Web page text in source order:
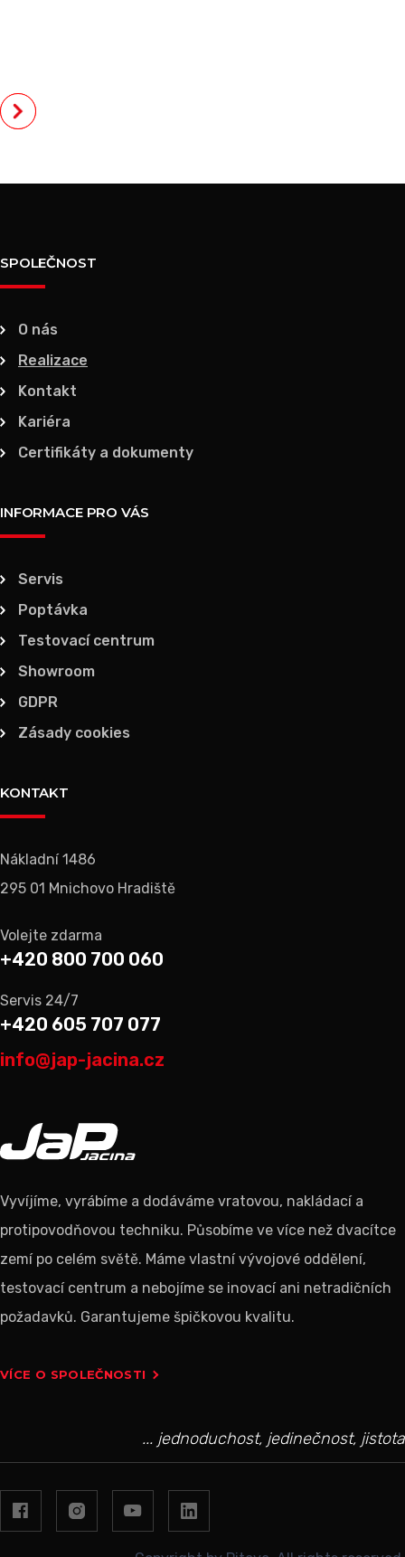
Vyvíjíme, vyrábíme a dodáváme vratovou, nakládací a
protipovodňovou techniku. Působíme ve více než dvacítce
zemí po celém světě. Máme vlastní vývojové oddělení,
testovací centrum a nebojíme se inovací ani netradičních
požadavků. Garantujeme špičkovou kvalitu.
VÍCE O SPOLEČNOSTI
SPOLEČNOST
O nás
Realizace
Kontakt
Kariéra
Certifikáty a dokumenty
INFORMACE PRO VÁS
Servis
Poptávka
Testovací centrum
Showroom
GDPR
Zásady cookies
KONTAKT
Nákladní 1486
295 01 Mnichovo Hradiště
Volejte zdarma
+420 800 700 060
Servis 24/7
+420 605 707 077
info@jap-jacina.cz
... jednoduchost, jedinečnost, jistota